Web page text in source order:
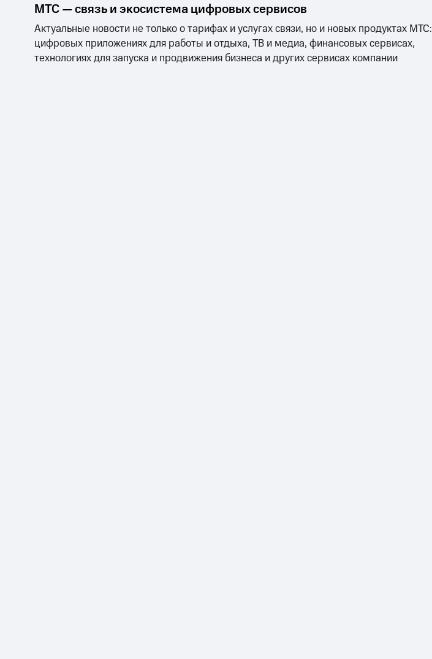
МТС — связь и экосистема цифровых сервисов
Актуальные новости не только о тарифах и услугах связи, но и новых продуктах МТС:
цифровых приложениях для работы и отдыха, ТВ и медиа, финансовых сервисах,
технологиях для запуска и продвижения бизнеса и других сервисах компании